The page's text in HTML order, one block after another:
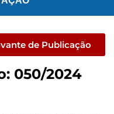
de Publicação
050/2024